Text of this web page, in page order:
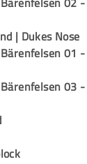
| Dukes Nose
01 -
03 -